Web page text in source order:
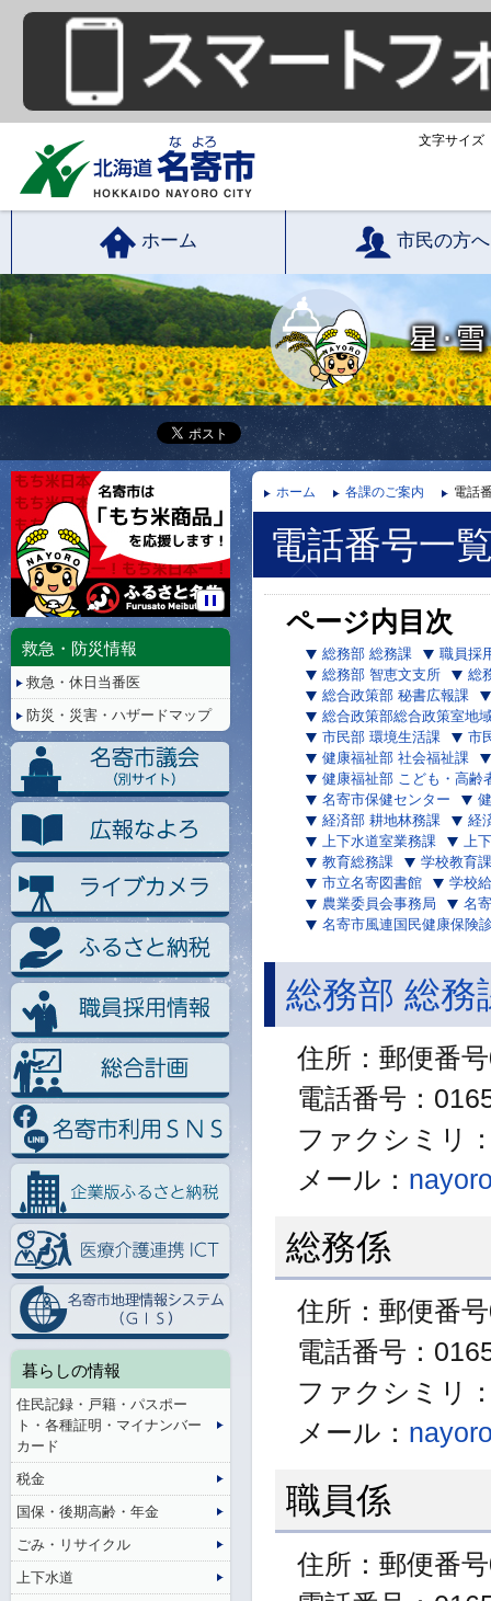
文字サイズ
ホーム 市民の方へ
ホーム 各課のご案内 電話
電話番号一
ページ内目次
総務部 総務課
職員採
総務部 智恵文支所
総
総合政策部 秘書広報課
総合政策部総合政策室地
市民部 環境生活課
市
健康福祉部 社会福祉課
健康福祉部 こども・高齢
名寄市保健センター
経済部 耕地林務課
経
上下水道室業務課
上
教育総務課
学校教育課
市立名寄図書館
学校
農業委員会事務局
名
名寄市風連国民健康保険
総務部 総務
住所：郵便番
電話番号：
ファクシミリ
メール：
総務係
住所：郵便番
電話番号：
ファクシミリ
メール：
職員係
住所：郵便番
停
救急・防災情報
救急・休日当番医
防災・災害・ハザードマップ
暮らしの情報
住民記録・戸籍・パスポー
ト・各種証明・マイナンバー
カード
税金
国保・後期高齢・年金
ごみ・リサイクル
上下水道